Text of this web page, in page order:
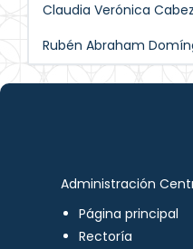
Claudia Verónica
Rubén Abraham
Administración
Página principal
Rectoría